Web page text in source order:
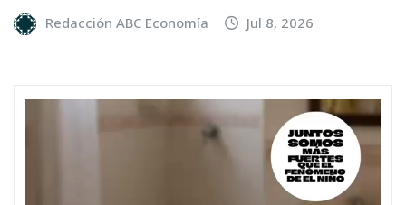
Redacción ABC Economía Jul 8, 2026